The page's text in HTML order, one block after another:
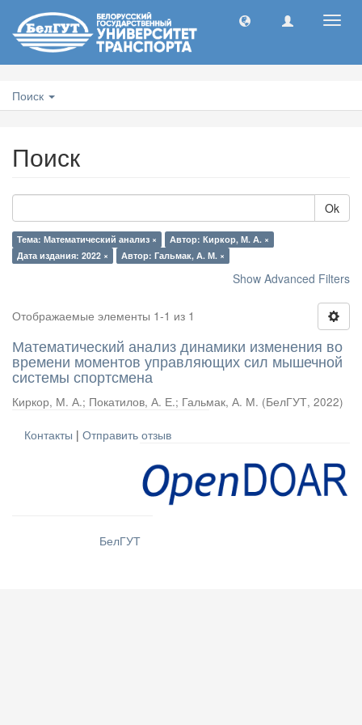
Поиск
Поиск
Ok
Тема: Математический анализ ×
Автор: Киркор, М. А. ×
Дата издания: 2022 ×
Автор: Гальмак, А. М. ×
Show Advanced Filters
Отображаемые элементы 1-1 из 1
Математический анализ динамики изменения во
времени моментов управляющих сил мышечной
системы спортсмена
Киркор, М. А.; Покатилов, А. Е.; Гальмак, А. М. (БелГУТ, 2022)
Контакты | Отправить отзыв
БелГУТ